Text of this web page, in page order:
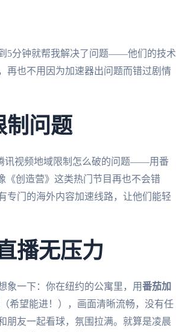
5分钟就帮我解决了问题——他们的技术
再也不用因为加速器出问题而错过剧情
制问题
讯视频地域限制怎么破的问题——用番
《创造营》这类热门节目再也不会错
专门的海外内容加速线路，让他们能轻
播无压力
象一下：你在纽约的公寓里，用番茄加
希望能进！），画面清晰流畅，没有任
朋友一起看球，氛围拉满。就算是凌晨